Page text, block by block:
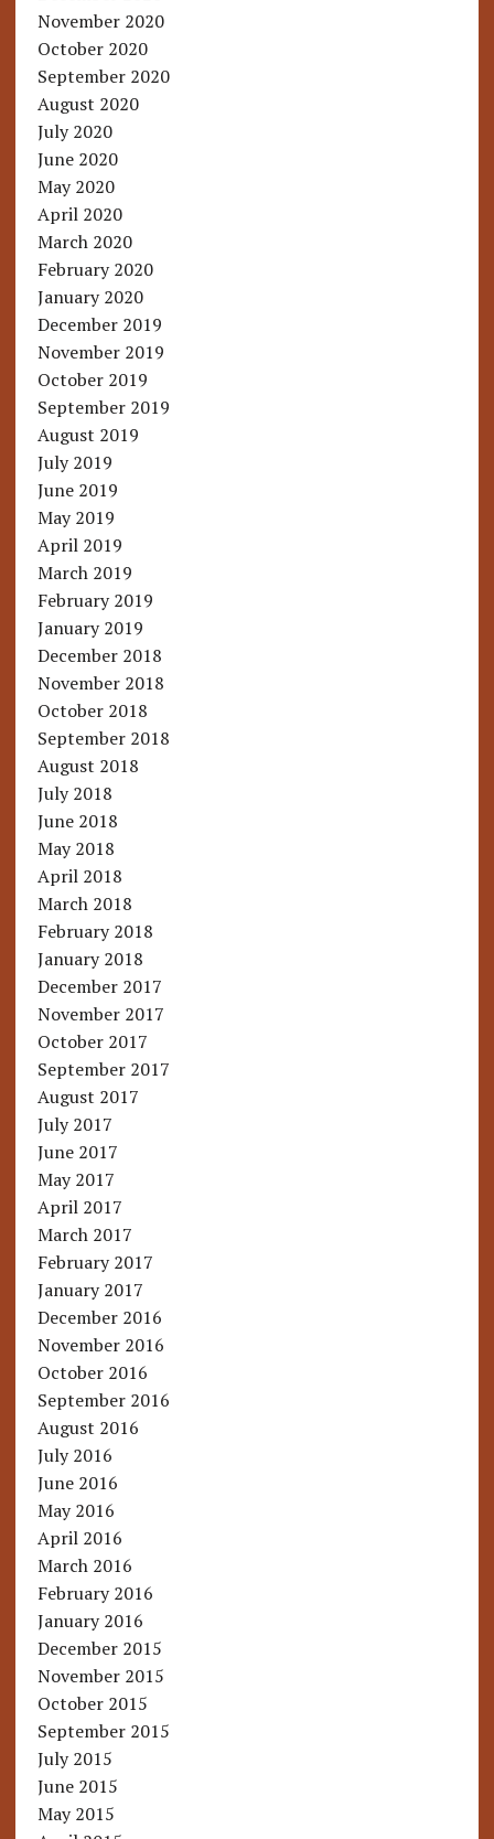
November 2020
October 2020
September 2020
August 2020
July 2020
June 2020
May 2020
April 2020
March 2020
February 2020
January 2020
December 2019
November 2019
October 2019
September 2019
August 2019
July 2019
June 2019
May 2019
April 2019
March 2019
February 2019
January 2019
December 2018
November 2018
October 2018
September 2018
August 2018
July 2018
June 2018
May 2018
April 2018
March 2018
February 2018
January 2018
December 2017
November 2017
October 2017
September 2017
August 2017
July 2017
June 2017
May 2017
April 2017
March 2017
February 2017
January 2017
December 2016
November 2016
October 2016
September 2016
August 2016
July 2016
June 2016
May 2016
April 2016
March 2016
February 2016
January 2016
December 2015
November 2015
October 2015
September 2015
July 2015
June 2015
May 2015